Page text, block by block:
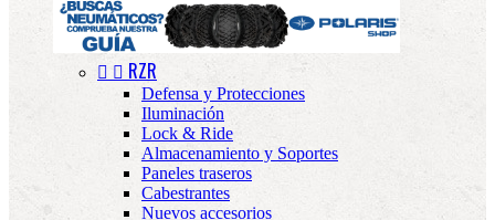
  RZR
Defensa y Protecciones
Iluminación
Lock & Ride
Almacenamiento y Soportes
Paneles traseros
Cabestrantes
Nuevos accesorios